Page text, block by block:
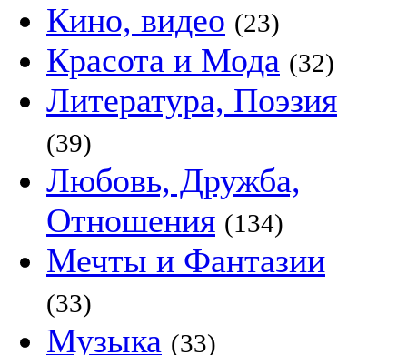
Кино, видео (23)
Красота и Мода (32)
Литература, Поэзия
(39)
Любовь, Дружба,
Отношения (134)
Мечты и Фантазии
(33)
Музыка (33)